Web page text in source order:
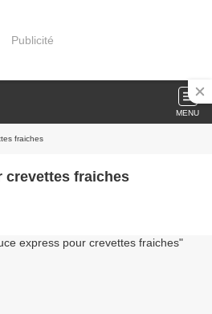
Publicité
MENU
fraiches
crevettes fraiches